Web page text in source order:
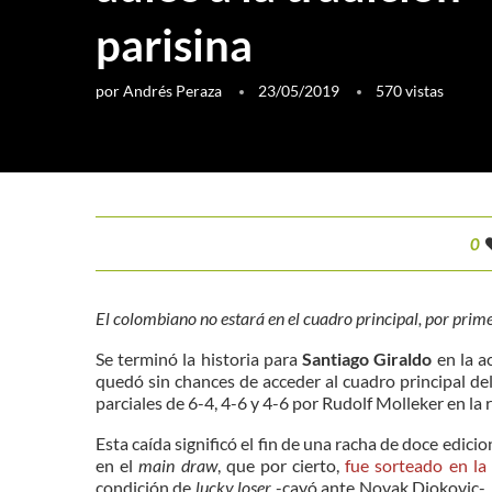
parisina
porAndrés Peraza 23/05/2019 570vistas
0
El colombiano no estará en el cuadro principal, por
Se terminó la historia paraSantiago Giraldo en la
quedó sin chances de acceder al cuadro principal
parciales de 6-4, 4-6 y 4-6 por Rudolf Molleker en la
Esta caída significó el fin de una racha de doce
en elmain draw, que por cierto,fue sorteado en
condición de lucky loser -cayó ante Novak Djokovic-